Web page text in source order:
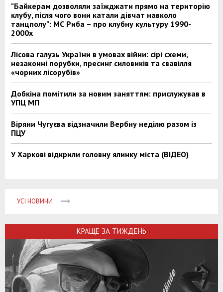
"Байкерам дозволяли заїжджати прямо на територію
клубу, після чого вони катали дівчат навколо
танцполу": МС Риба – про клубну культуру 1990-
2000х
Лісова галузь України в умовах війни: сірі схеми,
незаконні порубки, пресинг силовиків та свавілля
«чорних лісорубів»
Добкіна помітили за новим заняттям: прислужував в
УПЦ МП
Віряни Чугуєва відзначили Вербну неділю разом із
ПЦУ
У Харкові відкрили головну ялинку міста (ВІДЕО)
УСІ НОВИНИ
КРАЩЕ ЗА ТИЖДЕНЬ